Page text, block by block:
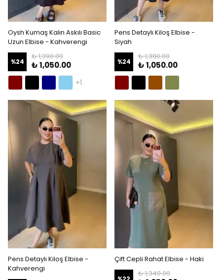
Oysh Kumaş Kalın Askılı Basic
Uzun Elbise - Kahverengi
%24
₺ 1,390.00
₺ 1,050.00
+1
Pens Detaylı Kiloş Elbise -
Siyah
%24
₺ 1,380.00
₺ 1,050.00
Pens Detaylı Kiloş Elbise -
Kahverengi
Çift Cepli Rahat Elbise - Haki
₺ 1,340.00